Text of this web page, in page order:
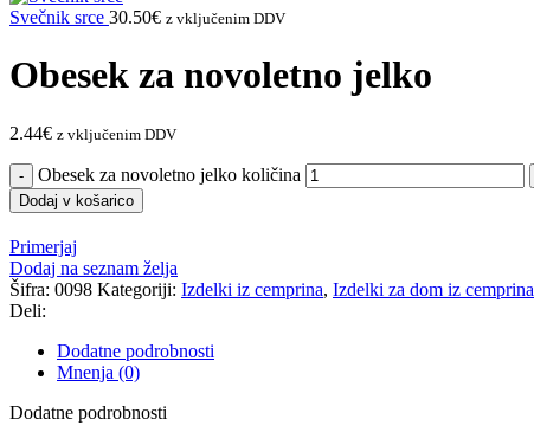
Svečnik srce 30.50€ z vključenim DDV
Obesek za novoletno jelko
2.44€ z vključenim DDV
Obesek za novoletno jelko količina
Dodaj v košarico
Primerjaj
Dodaj na seznam želja
Šifra: 0098 Kategoriji: Izdelki iz cemprina, Izdelki za dom iz cemprina
Deli:
Dodatne podrobnosti
Mnenja (0)
Dodatne podrobnosti